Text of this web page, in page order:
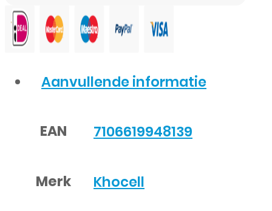
Aanvullende informatie
EAN 7106619948139
Merk Khocell